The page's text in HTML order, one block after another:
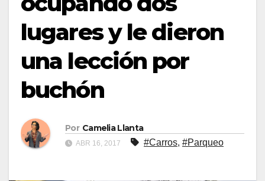
lugares y le dieron
una lección por
buchón
Por Camelia Llanta
ABR 16, 2017 #Carros, #Parqueo